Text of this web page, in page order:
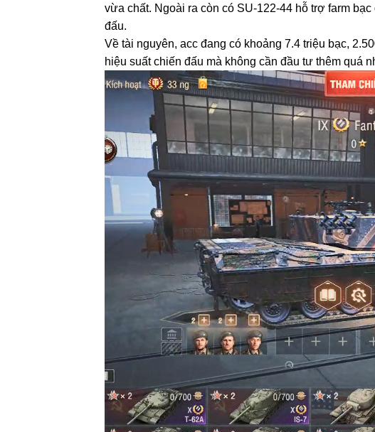
vừa chất. Ngoài ra còn có SU-122-44 hỗ trợ farm
đấu.
Về tài nguyên, acc đang có khoảng 7.4 triệu bạc,
hiệu suất chiến đấu mà không cần đầu tư thêm quá